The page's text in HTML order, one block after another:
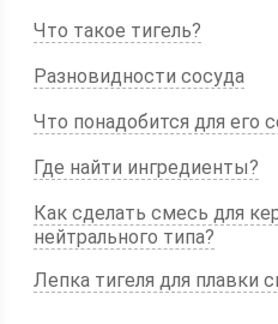
Что такое тигель?
Разновидности сосуда
Что понадобится для его
Где найти ингредиенты?
Как сделать смесь для
нейтрального типа?
Лепка тигеля для плавки